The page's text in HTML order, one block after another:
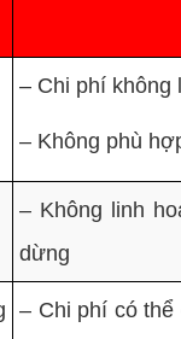
– Chi phí không
– Không phù
– Không linh
dừng
– Chi phí có